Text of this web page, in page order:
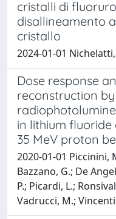
cristalli di
disallineamento
cristallo
2024-01-01 Nichelatti,
Dose response
reconstruction by
in lithium
35 MeV proton
2020-01-01 Piccinini,
Bazzano, G.; De
P.; Picardi, L.;
Vadrucci, M.;